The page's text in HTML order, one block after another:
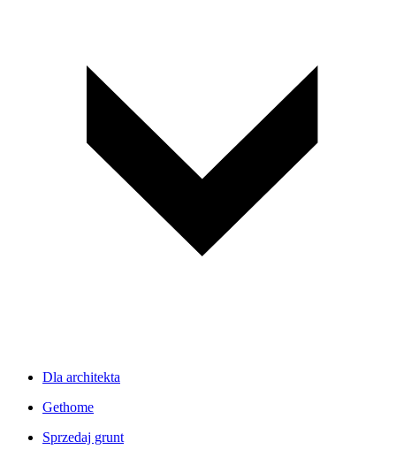
Dla architekta
Gethome
Sprzedaj grunt